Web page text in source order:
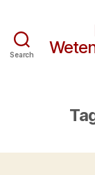
Search